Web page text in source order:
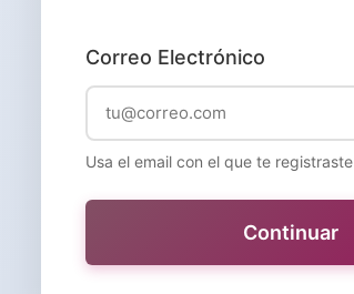
Correo Electrónico
Usa el email con el que te registraste
Continuar